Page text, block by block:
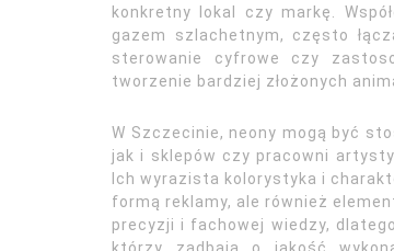
konkretny lokal czy markę.
gazem szlachetnym, często
sterowanie cyfrowe czy
tworzenie bardziej złożonych
W Szczecinie, neony mogą być
jak i sklepów czy pracowni
Ich wyrazista kolorystyka i
formą reklamy, ale również
precyzji i fachowej wiedzy,